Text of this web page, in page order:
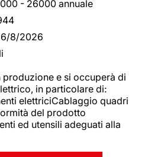
- 26000 annuale
6/8/2026
e si occuperà di
in particolare di:
elettriciCablaggio quadri
del prodotto
ed utensili adeguati alla